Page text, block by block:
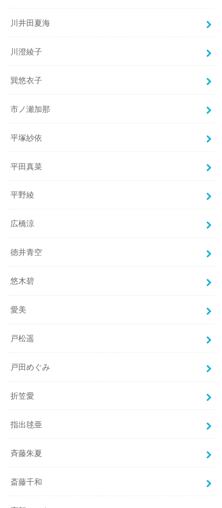
川井田夏海
川澄綾子
巽悠衣子
市ノ瀬加那
平塚紗依
平田真菜
平野綾
広橋涼
徳井青空
悠木碧
愛美
戸松遥
戸田めぐみ
折笠愛
指出毬亜
斉藤朱夏
斎藤千和